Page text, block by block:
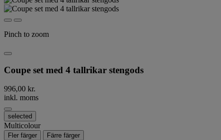
Pinch to zoom
Coupe set med 4 tallrikar stengods
996,00 kr.
inkl. moms
selected
Multicolour
Fler färger Färre färger